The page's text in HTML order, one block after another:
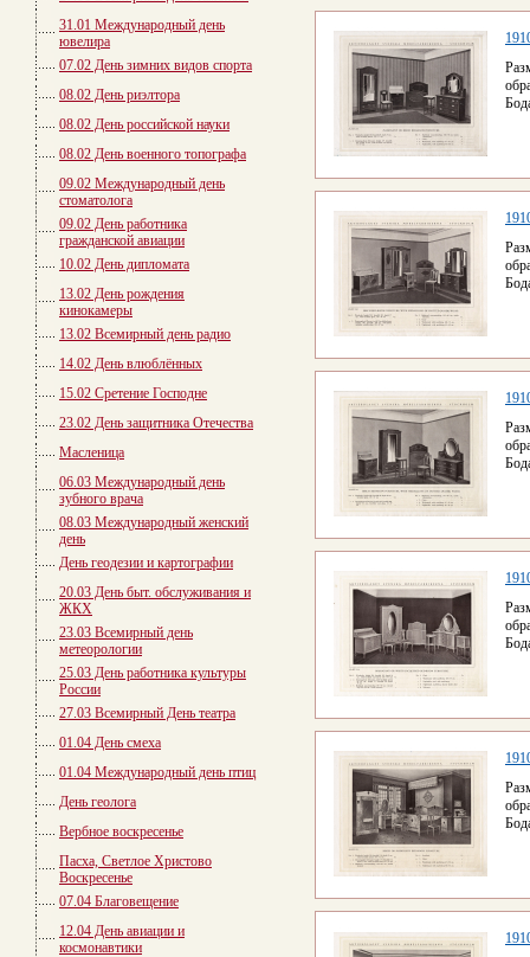
31.01 Международный день
ювелира
07.02 День зимних видов спорта
08.02 День риэлтора
08.02 День российской науки
08.02 День военного топографа
09.02 Международный день
стоматолога
09.02 День работника
гражданской авиации
10.02 День дипломата
13.02 День рождения
кинокамеры
13.02 Всемирный день радио
14.02 День влюблённых
15.02 Сретение Господне
23.02 День защитника Отечества
Масленица
06.03 Международный день
зубного врача
08.03 Международный женский
день
День геодезии и картографии
20.03 День быт. обслуживания и
ЖКХ
23.03 Всемирный день
метеорологии
25.03 День работника культуры
России
27.03 Всемирный День театра
01.04 День смеха
01.04 Международный день птиц
День геолога
Вербное воскресенье
Пасха, Светлое Христово
Воскресенье
07.04 Благовещение
12.04 День авиации и
космонавтики